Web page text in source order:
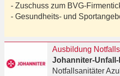
- Zuschuss zum BVG-
- Gesundheits- und
Ausbildung
Notfallsanitäter